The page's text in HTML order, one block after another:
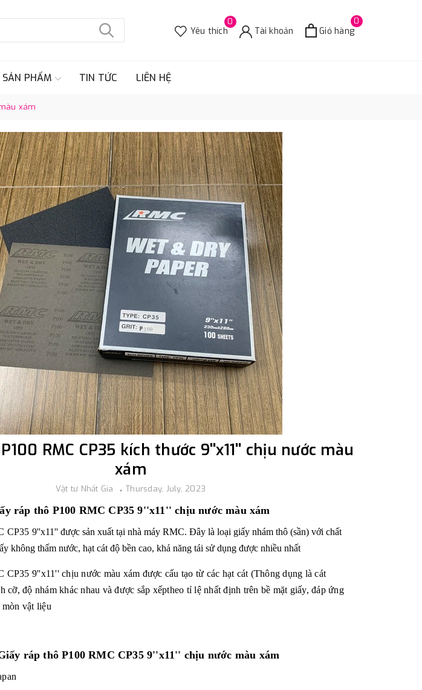
0
Yêu thích Tài khoản
0
Giỏ hàng
SẢN PHẨM TIN TỨC LIÊN HỆ
xám
RMC CP35 kích thước 9''x11'' chịu nước màu
xám
Vật tư Nhất Gia Thursday, July, 2023
ráp thô P100 RMC CP35 9''x11'' chịu nước màu xám
CP35 9''x11'' được sản xuất tại nhà máy RMC. Đây là loại giấy nhám thô (sần) với chất
không thấm nước, hạt cát độ bền cao, khả năng tái sử dụng được nhiều nhất
CP35 9''x11'' chịu nước màu xám được cấu tạo từ các hạt cát (Thông dụng là cát
cỡ, độ nhám khác nhau và được sắp xếptheo tỉ lệ nhất định trên bề mặt giấy, đáp ứng
mòn vật liệu
ráp thô P100 RMC CP35 9''x11'' chịu nước màu xám